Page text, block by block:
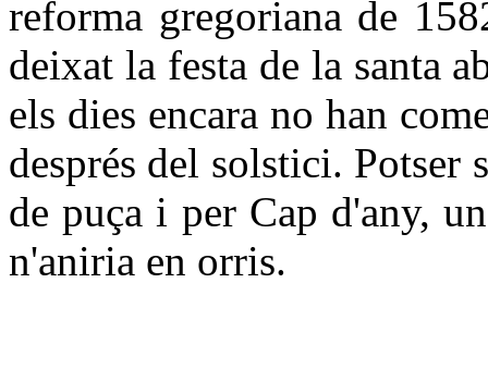
reforma gregoriana de
deixat la festa de la santa
els dies encara no han
després del solstici. Potser
de puça i per Cap d'any,
n'aniria en orris.